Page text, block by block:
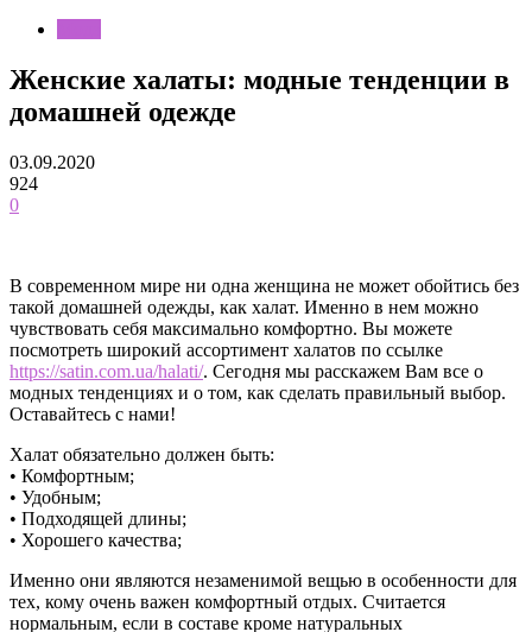
Женские халаты: модные тенденции в
домашней одежде
03.09.2020
924
0
В современном мире ни одна женщина не может обойтись без
такой домашней одежды, как халат. Именно в нем можно
чувствовать себя максимально комфортно. Вы можете
посмотреть широкий ассортимент халатов по ссылке
https://satin.com.ua/halati/. Сегодня мы расскажем Вам все о
модных тенденциях и о том, как сделать правильный выбор.
Оставайтесь с нами!
Халат обязательно должен быть:
• Комфортным;
• Удобным;
• Подходящей длины;
• Хорошего качества;
Именно они являются незаменимой вещью в особенности для
тех, кому очень важен комфортный отдых. Считается
нормальным, если в составе кроме натуральных